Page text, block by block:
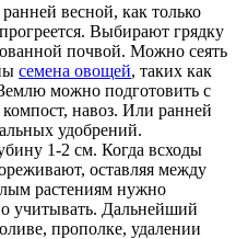
весной, как только
Выбирают грядку
почвой. Можно сеять
семена овощей, таких как
можно подготовить с
навоз. Или ранней
удобрений.
1-2 см. Когда всходы
оставляя между
растениям нужно
учитывать. Дальнейший
прополке, удалении